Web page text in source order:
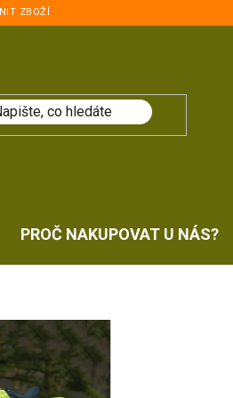
ZBOŽÍ
PROČ NAKUPOVAT U NÁS?